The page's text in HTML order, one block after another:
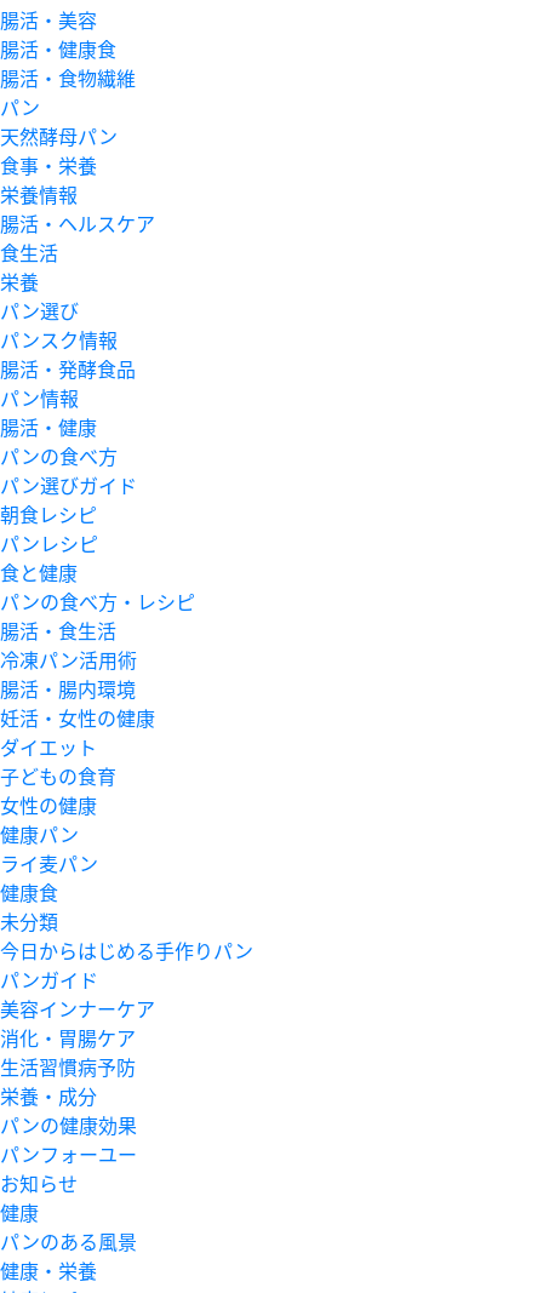
腸活・美容
腸活・健康食
腸活・食物繊維
パン
天然酵母パン
食事・栄養
栄養情報
腸活・ヘルスケア
食生活
栄養
パン選び
パンスク情報
腸活・発酵食品
パン情報
腸活・健康
パンの食べ方
パン選びガイド
朝食レシピ
パンレシピ
食と健康
パンの食べ方・レシピ
腸活・食生活
冷凍パン活用術
腸活・腸内環境
妊活・女性の健康
ダイエット
子どもの食育
女性の健康
健康パン
ライ麦パン
健康食
未分類
今日からはじめる手作りパン
パンガイド
美容インナーケア
消化・胃腸ケア
生活習慣病予防
栄養・成分
パンの健康効果
パンフォーユー
お知らせ
健康
パンのある風景
健康・栄養